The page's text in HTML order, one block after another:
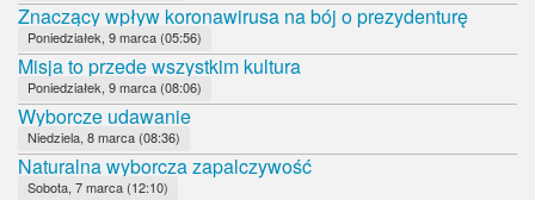
Znaczący wpływ koronawirusa na bój o prezydenturę
Poniedziałek, 9 marca (05:56)
Misja to przede wszystkim kultura
Poniedziałek, 9 marca (08:06)
Wyborcze udawanie
Niedziela, 8 marca (08:36)
Naturalna wyborcza zapalczywość
Sobota, 7 marca (12:10)